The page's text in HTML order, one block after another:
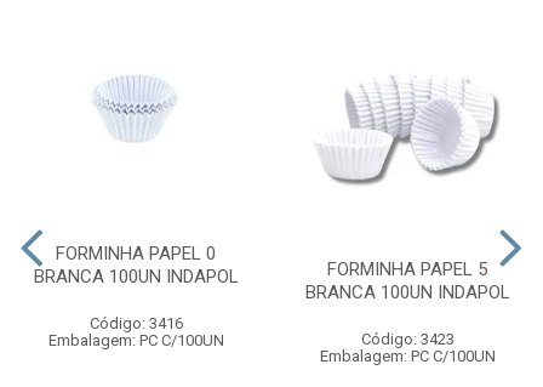
FORMINHA PAPEL 0
BRANCA 100UN INDAPOL
Código: 3416
Embalagem: PC C/100UN
FORMINHA PAPEL 5
BRANCA 100UN INDAPOL
Código: 3423
Embalagem: PC C/100UN